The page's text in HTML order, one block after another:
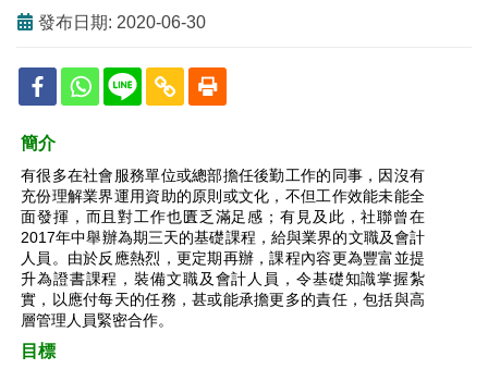
發布日期: 2020-06-30
簡介
有很多在社會服務單位或總部擔任後勤工作的同事，因沒有
充份理解業界運用資助的原則或文化，不但工作效能未能全
面發揮，而且對工作也匱乏滿足感；有見及此，社聯曾在
2017年中舉辦為期三天的基礎課程，給與業界的文職及會計
人員。由於反應熱烈，更定期再辦，課程內容更為豐富並提
升為證書課程，裝備文職及會計人員，令基礎知識掌握紮
實，以應付每天的任務，甚或能承擔更多的責任，包括與高
層管理人員緊密合作。
目標